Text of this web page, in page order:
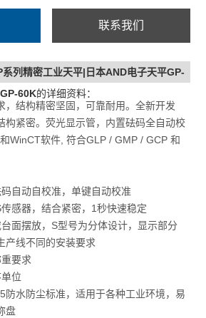
联系我们
列精密工业天平|日本AND电子天平GP-
60K的详细资料：
，结构精密坚固，可靠耐用。全新开发
构紧密。荧光显示管，内置砝码全自动校
WinCT软件, 符合GLP / GMP / GCP 和
自动自校准，单键自动校准
感器，结合紧密，1秒快速稳定
面摆放，S型号为分体设计，显示部分
产线不同的安装要求
要求
位
防水防尘标准，适用于各种工业环境，易
盘